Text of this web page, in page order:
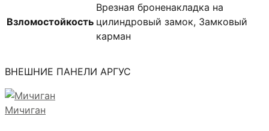
Взломостойкость
Врезная броненакладка на
цилиндровый замок, Замковый
карман
ВНЕШНИЕ ПАНЕЛИ АРГУС
Мичиган